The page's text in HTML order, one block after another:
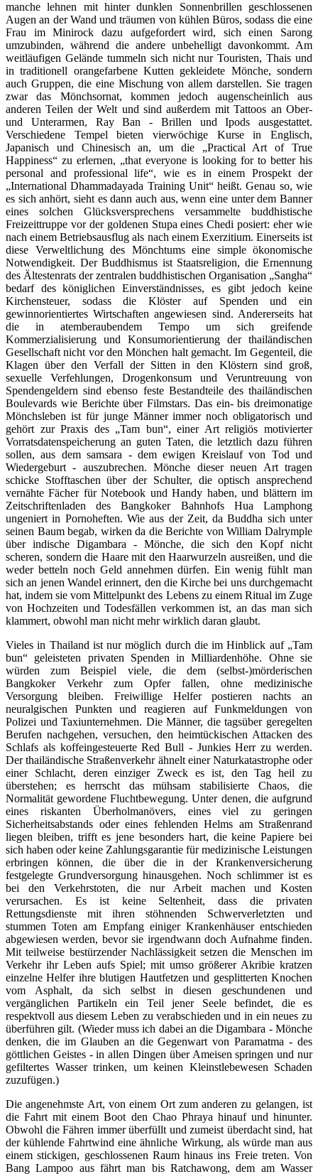
manche lehnen mit hinter dunklen Sonnenbrillen geschlossenen
Augen an der Wand und träumen von kühlen Büros, sodass die eine
Frau im Minirock dazu aufgefordert wird, sich einen Sarong
umzubinden, während die andere unbehelligt davonkommt. Am
weitläufigen Gelände tummeln sich nicht nur Touristen, Thais und
in traditionell orangefarbene Kutten gekleidete Mönche, sondern
auch Gruppen, die eine Mischung von allem darstellen. Sie tragen
zwar das Mönchsornat, kommen jedoch augenscheinlich aus
anderen Teilen der Welt und sind außerdem mit Tattoos an Ober-
und Unterarmen, Ray Ban - Brillen und Ipods ausgestattet.
Verschiedene Tempel bieten vierwöchige Kurse in Englisch,
Japanisch und Chinesisch an, um die „Practical Art of True
Happiness“ zu erlernen, „that everyone is looking for to better his
personal and professional life“, wie es in einem Prospekt der
„International Dhammadayada Training Unit“ heißt. Genau so, wie
es sich anhört, sieht es dann auch aus, wenn eine unter dem Banner
eines solchen Glücksversprechens versammelte buddhistische
Freizeittruppe vor der goldenen Stupa eines Chedi posiert: eher wie
nach einem Betriebsausflug als nach einem Exerzitium. Einerseits ist
diese Verweltlichung des Mönchtums eine simple ökonomische
Notwendigkeit. Der Buddhismus ist Staatsreligion, die Ernennung
des Ältestenrats der zentralen buddhistischen Organisation „Sangha“
bedarf des königlichen Einverständnisses, es gibt jedoch keine
Kirchensteuer, sodass die Klöster auf Spenden und ein
gewinnorientiertes Wirtschaften angewiesen sind. Andererseits hat
die in atemberaubendem Tempo um sich greifende
Kommerzialisierung und Konsumorientierung der thailändischen
Gesellschaft nicht vor den Mönchen halt gemacht. Im Gegenteil, die
Klagen über den Verfall der Sitten in den Klöstern sind groß,
sexuelle Verfehlungen, Drogenkonsum und Veruntreuung von
Spendengeldern sind ebenso feste Bestandteile des thailändischen
Boulevards wie Berichte über Filmstars. Das ein- bis dreimonatige
Mönchsleben ist für junge Männer immer noch obligatorisch und
gehört zur Praxis des „Tam bun“, einer Art religiös motivierter
Vorratsdatenspeicherung an guten Taten, die letztlich dazu führen
sollen, aus dem samsara - dem ewigen Kreislauf von Tod und
Wiedergeburt - auszubrechen. Mönche dieser neuen Art tragen
schicke Stofftaschen über der Schulter, die optisch ansprechend
vernähte Fächer für Notebook und Handy haben, und blättern im
Zeitschriftenladen des Bangkoker Bahnhofs Hua Lamphong
ungeniert in Pornoheften. Wie aus der Zeit, da Buddha sich unter
seinen Baum begab, wirken da die Berichte von William Dalrymple
über indische Digambara - Mönche, die sich den Kopf nicht
scheren, sondern die Haare mit den Haarwurzeln ausreißen, und die
weder betteln noch Geld annehmen dürfen. Ein wenig fühlt man
sich an jenen Wandel erinnert, den die Kirche bei uns durchgemacht
hat, indem sie vom Mittelpunkt des Lebens zu einem Ritual im Zuge
von Hochzeiten und Todesfällen verkommen ist, an das man sich
klammert, obwohl man nicht mehr wirklich daran glaubt.
Vieles in Thailand ist nur möglich durch die im Hinblick auf „Tam
bun“ geleisteten privaten Spenden in Milliardenhöhe. Ohne sie
würden zum Beispiel viele, die dem (selbst-)mörderischen
Bangkoker Verkehr zum Opfer fallen, ohne medizinische
Versorgung bleiben. Freiwillige Helfer postieren nachts an
neuralgischen Punkten und reagieren auf Funkmeldungen von
Polizei und Taxiunternehmen. Die Männer, die tagsüber geregelten
Berufen nachgehen, versuchen, den heimtückischen Attacken des
Schlafs als koffeingesteuerte Red Bull - Junkies Herr zu werden.
Der thailändische Straßenverkehr ähnelt einer Naturkatastrophe oder
einer Schlacht, deren einziger Zweck es ist, den Tag heil zu
überstehen; es herrscht das mühsam stabilisierte Chaos, die
Normalität gewordene Fluchtbewegung. Unter denen, die aufgrund
eines riskanten Überholmanövers, eines viel zu geringen
Sicherheitsabstands oder eines fehlenden Helms am Straßenrand
liegen bleiben, trifft es jene besonders hart, die keine Papiere bei
sich haben oder keine Zahlungsgarantie für medizinische Leistungen
erbringen können, die über die in der Krankenversicherung
festgelegte Grundversorgung hinausgehen. Noch schlimmer ist es
bei den Verkehrstoten, die nur Arbeit machen und Kosten
verursachen. Es ist keine Seltenheit, dass die privaten
Rettungsdienste mit ihren stöhnenden Schwerverletzten und
stummen Toten am Empfang einiger Krankenhäuser entschieden
abgewiesen werden, bevor sie irgendwann doch Aufnahme finden.
Mit teilweise bestürzender Nachlässigkeit setzen die Menschen im
Verkehr ihr Leben aufs Spiel; mit umso größerer Akribie kratzen
einzelne Helfer ihre blutigen Hautfetzen und gesplitterten Knochen
vom Asphalt, da sich selbst in diesen geschundenen und
vergänglichen Partikeln ein Teil jener Seele befindet, die es
respektvoll aus diesem Leben zu verabschieden und in ein neues zu
überführen gilt. (Wieder muss ich dabei an die Digambara - Mönche
denken, die im Glauben an die Gegenwart von Paramatma - des
göttlichen Geistes - in allen Dingen über Ameisen springen und nur
gefiltertes Wasser trinken, um keinen Kleinstlebewesen Schaden
zuzufügen.)
Die angenehmste Art, von einem Ort zum anderen zu gelangen, ist
die Fahrt mit einem Boot den Chao Phraya hinauf und hinunter.
Obwohl die Fähren immer überfüllt und zumeist überdacht sind, hat
der kühlende Fahrtwind eine ähnliche Wirkung, als würde man aus
einem stickigen, geschlossenen Raum hinaus ins Freie treten. Von
Bang Lampoo aus fährt man bis Ratchawong, dem am Wasser